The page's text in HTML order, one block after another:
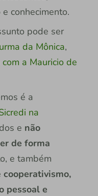
conhecimento.
pode ser
da Mônica,
a Mauricio de
é a
na
e não
de forma
e também
cooperativismo,
pessoal e